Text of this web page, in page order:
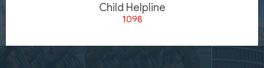
Child Helpline
1098